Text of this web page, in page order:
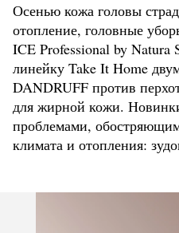
Осенью кожа головы
отопление, головные
ICE Professional by Natura
линейку Take It Home
DANDRUFF против
для жирной кожи.
проблемами,
климата и отопления: